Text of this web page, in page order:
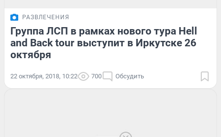
РАЗВЛЕЧЕНИЯ
Группа ЛСП в рамках нового тура Hell
and Back tour выступит в Иркутске 26
октября
22 октября, 2018, 10:22 700 Обсудить